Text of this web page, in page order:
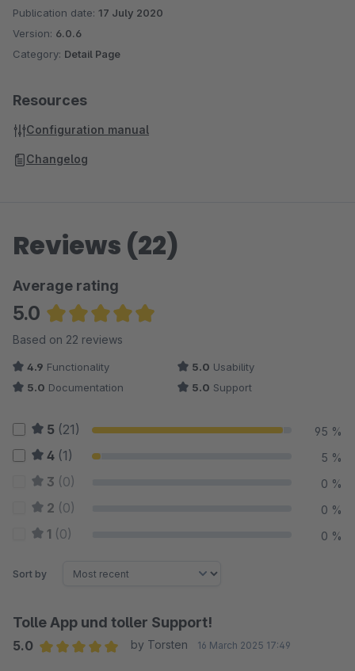
Publication date: 17 July 2020
Version: 6.0.6
Category: Detail Page
Resources
Configuration manual
Changelog
Reviews (22)
Average rating
5.0
Average rating of 4.95 out of 5 stars
Based on 22 reviews
4.9 Functionality 5.0 Usability
5.0 Documentation 5.0 Support
5 (21) 95 %
4 (1) 5 %
3 (0) 0 %
2 (0) 0 %
1 (0) 0 %
Sort by
Tolle App und toller Support!
5.0
by Torsten 16 March 2025 17:49